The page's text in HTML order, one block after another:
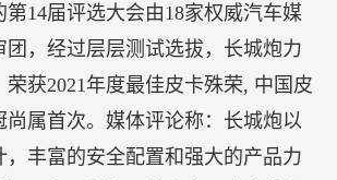
第14届评选大会由18家权威汽车媒
团，经过层层测试选拔，长城炮力
荣获2021年度最佳皮卡殊荣, 中国皮
尚属首次。媒体评论称：长城炮以
，丰富的安全配置和强大的产品力